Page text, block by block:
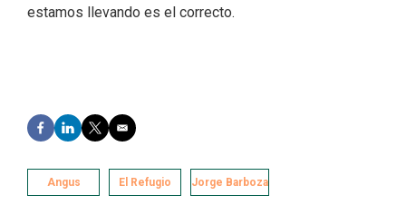
estamos llevando es el correcto.
F
a
e
b
L
i
k
e
T
w
t
t
E
m
i
l
Angus El Refugio Jorge Barboza